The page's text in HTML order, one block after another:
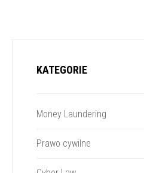
KATEGORIE
Money Laundering
Prawo cywilne